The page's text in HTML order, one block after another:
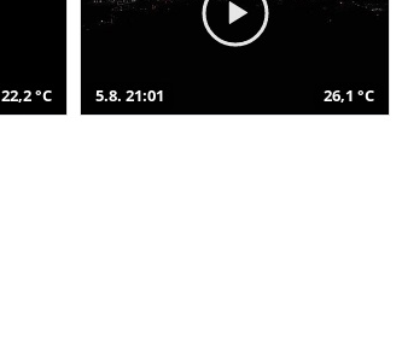
22,2 °C 5.8. 21:01 26,1 °C